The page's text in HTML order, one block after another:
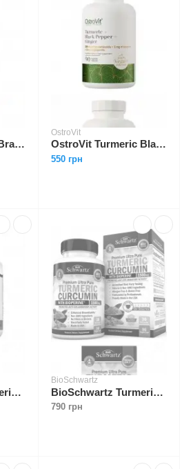
Now Foods CurcuBrain 400 mg 50 caps
OstroVit
OstroVit Turmeric Black Pepper Ginger Vege 90 caps
550 грн
21st Century Turmeric Complex 500 mg 60 caps
BioSchwartz
BioSchwartz Turmeric Curcumin with Bioperine 1500 mg 90 caps
790 грн